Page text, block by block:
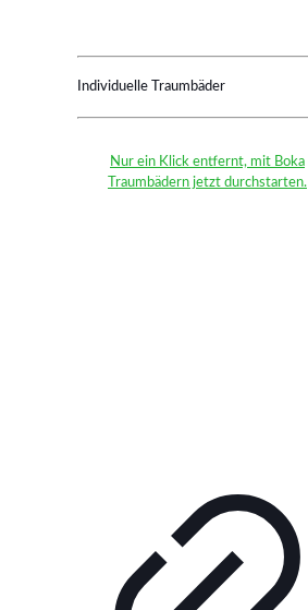
Individuelle Traumbäder
Nur ein Klick entfernt, mit Boka
Traumbädern jetzt durchstarten.